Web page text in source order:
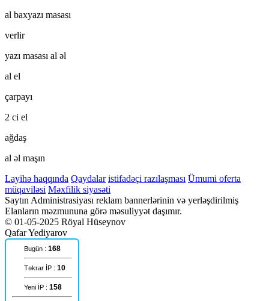
al baxyazı masası
verlir
yazı masası al əl
al el
çarpayı
2 ci el
ağdaş
al əl maşın
Layihə haqqında Qaydalar istifadəçi razılaşması Ümumi oferta
müqaviləsi Məxfilik siyasəti
Saytın Administrasiyası reklam bannerlərinin və yerləşdirilmiş
Elanların məzmununa görə məsuliyyət daşımır.
© 01-05-2025 Röyal Hüseynov
Qafar Yediyarov
Bugün : 168
Təkrar İP : 10
Yeni İP : 158